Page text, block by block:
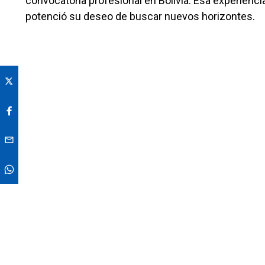
potenció su deseo de buscar nuevos horizontes.